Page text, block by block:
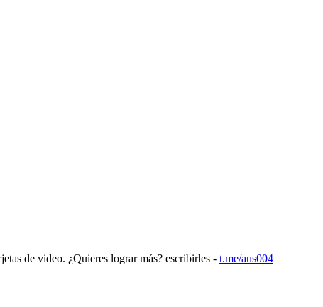
de video. ¿Quieres lograr más? escribirles - t.me/aus004